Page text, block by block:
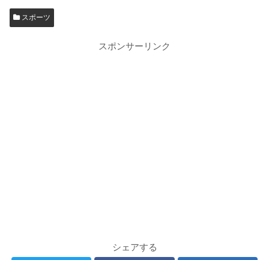
スポーツ
スポンサーリンク
シェアする